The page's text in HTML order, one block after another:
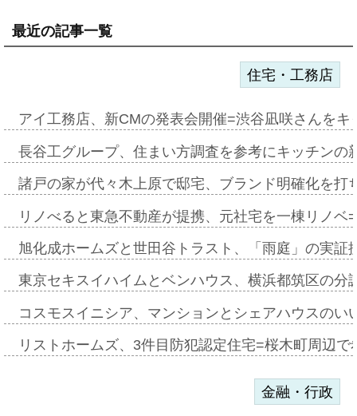
最近の記事一覧
住宅・工務店
アイ工務店、新CMの発表会開催=渋谷凪咲さんを
長谷工グループ、住まい方調査を参考にキッチン
諸戸の家が代々木上原で邸宅、ブランド明確化を
リノべると東急不動産が提携、元社宅を一棟リノ
旭化成ホームズと世田谷トラスト、「雨庭」の実
東京セキスイハイムとベンハウス、横浜都筑区の
コスモスイニシア、マンションとシェアハウスの
リストホームズ、3件目防犯認定住宅=桜木町周辺
金融・行政